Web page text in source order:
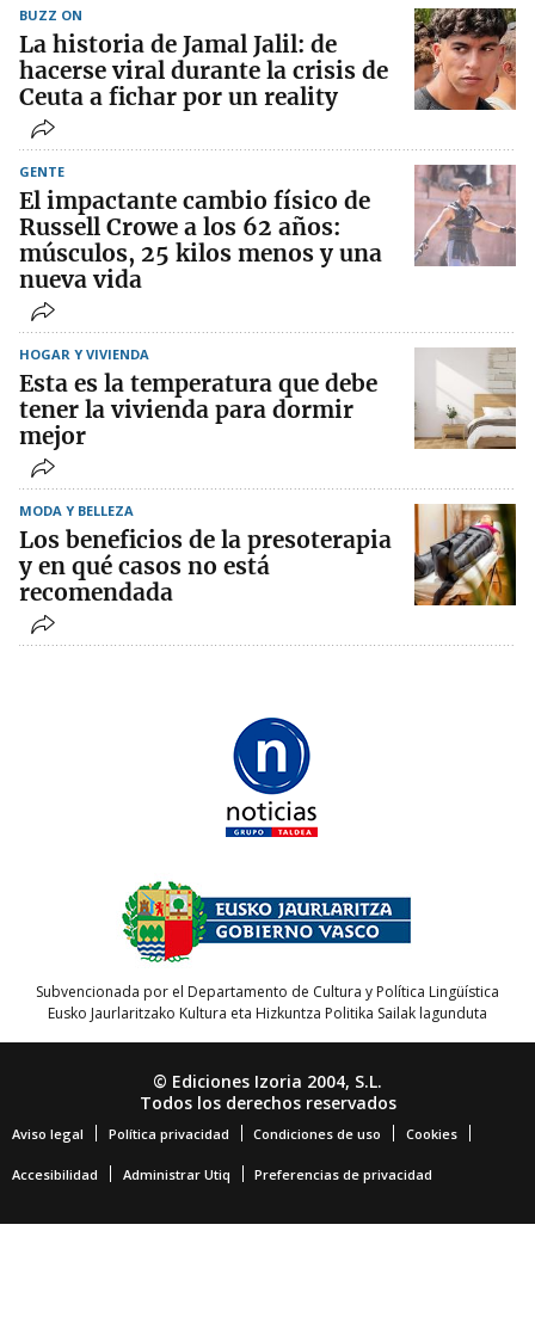
BUZZ ON
La historia de Jamal Jalil: de
hacerse viral durante la crisis de
Ceuta a fichar por un reality
GENTE
El impactante cambio físico de
Russell Crowe a los 62 años:
músculos, 25 kilos menos y una
nueva vida
HOGAR Y VIVIENDA
Esta es la temperatura que debe
tener la vivienda para dormir
mejor
MODA Y BELLEZA
Los beneficios de la presoterapia
y en qué casos no está
recomendada
Subvencionada por el Departamento de Cultura y Política Lingüística
Eusko Jaurlaritzako Kultura eta Hizkuntza Politika Sailak lagunduta
© Ediciones Izoria 2004, S.L.
Todos los derechos reservados
Aviso legal Política privacidad Condiciones de uso Cookies
Accesibilidad Administrar Utiq Preferencias de privacidad